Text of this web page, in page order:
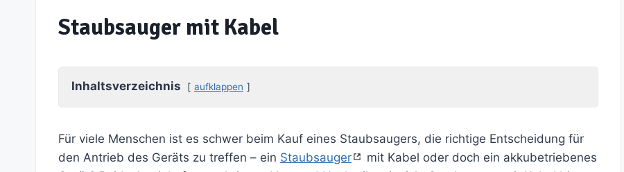
Staubsauger mit Kabel
Inhaltsverzeichnis aufklappen
Für viele Menschen ist es schwer beim Kauf eines Staubsaugers, die richtige Entscheidung für
den Antrieb des Geräts zu treffen – ein Staubsauger
mit Kabel oder doch ein akkubetriebenes